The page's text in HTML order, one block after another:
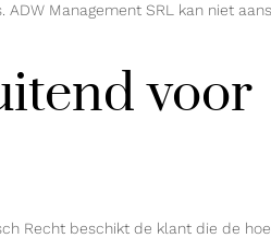
Management SRL kan niet
voor
Recht beschikt de klant die de